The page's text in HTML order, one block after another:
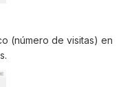
(número de visitas) en